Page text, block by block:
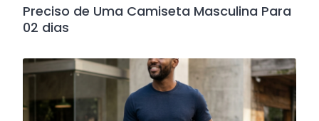
Preciso de Uma Camiseta Masculina Para
02 dias